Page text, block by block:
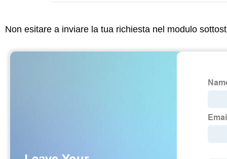
Non esitare a inviare la tua richiesta nel modulo